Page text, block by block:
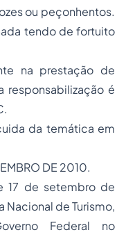
ou peçonhentos.
tendo de fortuito
na prestação de
responsabilização é
da temática em
DE 2010.
17 de setembro de
de Turismo,
Federal no